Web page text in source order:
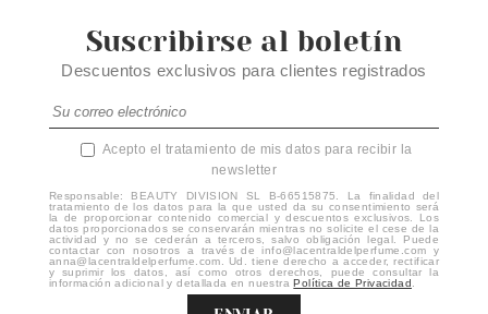
Suscribirse al boletín
Descuentos exclusivos para clientes registrados
Acepto el tratamiento de mis datos para recibir la
newsletter
Responsable: BEAUTY DIVISION SL B-66515875. La finalidad del
tratamiento de los datos para la que usted da su consentimiento será
la de proporcionar contenido comercial y descuentos exclusivos. Los
datos proporcionados se conservarán mientras no solicite el cese de la
actividad y no se cederán a terceros, salvo obligación legal. Puede
contactar con nosotros a través de info@lacentraldelperfume.com y
anna@lacentraldelperfume.com. Ud. tiene derecho a acceder, rectificar
y suprimir los datos, así como otros derechos, puede consultar la
información adicional y detallada en nuestraPolítica de Privacidad